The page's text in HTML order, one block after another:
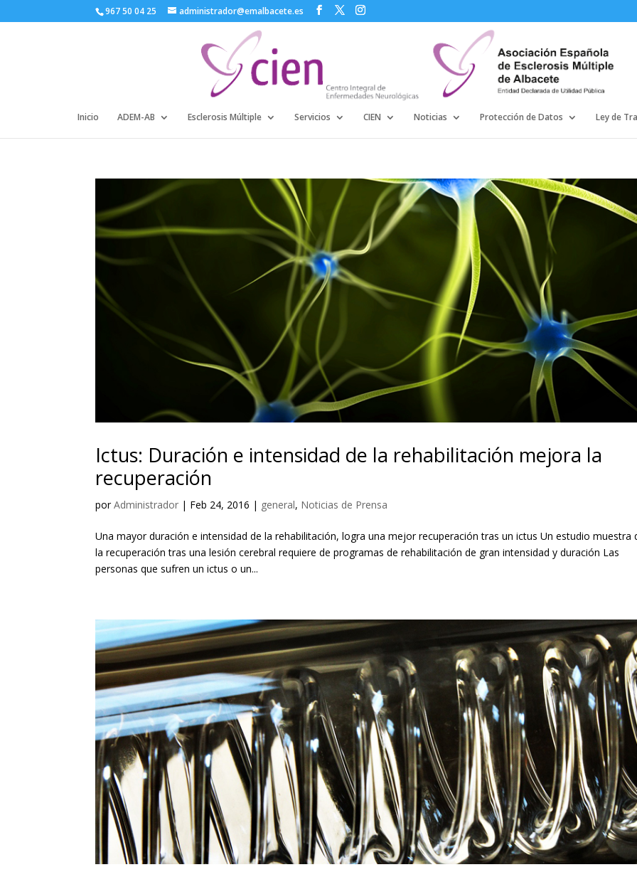
967 50 04 25 administrador@emalbacete.es
Inicio ADEM-AB Esclerosis Múltiple Servicios CIEN Noticias Protección de Datos Ley de
Ictus: Duración e intensidad de la rehabilitación mejora la
recuperación
porAdministrador | Feb 24, 2016 | general, Noticias de Prensa
Una mayor duración e intensidad de la rehabilitación, logra una mejor recuperación tras un ictus Un estudio muestra
la recuperación tras una lesión cerebral requiere de programas de rehabilitación de gran intensidad y duración Las
personas que sufren un ictus o un...